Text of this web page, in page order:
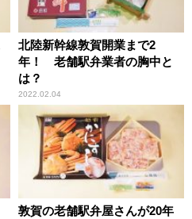
北陸新幹線敦賀開業まで2
年！ 老舗駅弁業者の胸中と
は？
2022.02.04
敦賀の老舗駅弁屋さんが20年